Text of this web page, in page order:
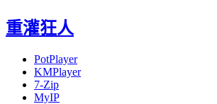
重灌狂人
PotPlayer
KMPlayer
7-Zip
MyIP